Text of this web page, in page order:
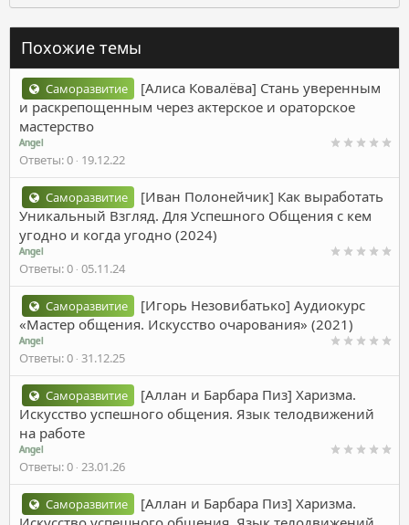
Похожие темы
Саморазвитие
[Алиса Ковалёва] Стань уверенным
и раскрепощенным через актерское и ораторское
мастерство
Angel
Ответы 0 19.12.22
Саморазвитие
[Иван Полонейчик] Как выработать
Уникальный Взгляд. Для Успешного Общения с кем
угодно и когда угодно (2024)
Angel
Ответы 0 05.11.24
Саморазвитие
[Игорь Незовибатько] Аудиокурс
«Мастер общения. Искусство очарования» (2021)
Angel
Ответы 0 31.12.25
Саморазвитие
[Аллан и Барбара Пиз] Харизма.
Искусство успешного общения. Язык телодвижений
на работе
Angel
Ответы 0 23.01.26
Саморазвитие
[Аллан и Барбара Пиз] Харизма.